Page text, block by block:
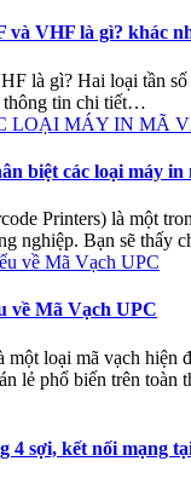
và VHF là gì? khác
là gì? Hai loại tần
thông tin chi tiết…
biệt các loại máy in
Printers) là một
nghiệp. Bạn sẽ thấy
về Mã Vạch UPC
một loại mã vạch hiện
lẻ phổ biến trên toàn
4 sợi, kết nối mạng